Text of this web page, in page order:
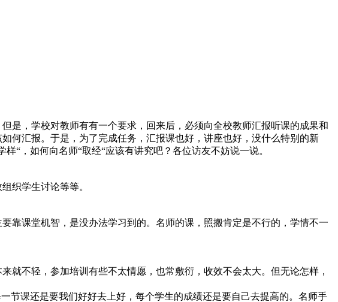
是，学校对教师有有一个要求，回来后，必须向全校教师汇报听课的成果和
何汇报。于是，为了完成任务，汇报课也好，讲座也好，没什么特别的新
“，如何向名师“取经“应该有讲究吧？各位访友不妨说一说。
织学生讨论等等。
靠课堂机智，是没办法学习到的。名师的课，照搬肯定是不行的，学情不一
就不轻，参加培训有些不太情愿，也常敷衍，收效不会太大。但无论怎样，
节课还是要我们好好去上好，每个学生的成绩还是要自己去提高的。名师手